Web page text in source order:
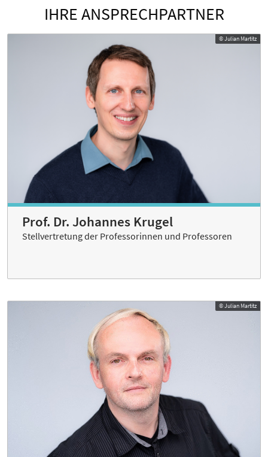
IHRE ANSPRECHPARTNER
© Julian Martitz
Prof. Dr. Johannes Krugel
Stellvertretung der Professorinnen und Professoren
© Julian Martitz